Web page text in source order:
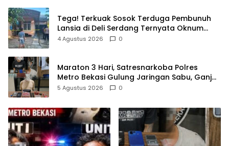
Tega! Terkuak Sosok Terduga Pembunuh
Lansia di Deli Serdang Ternyata Oknum
Polisi Tetangga Korban
4 Agustus 2026 0
Maraton 3 Hari, Satresnarkoba Polres
Metro Bekasi Gulung Jaringan Sabu, Ganja,
dan Tramadol
5 Agustus 2026 0